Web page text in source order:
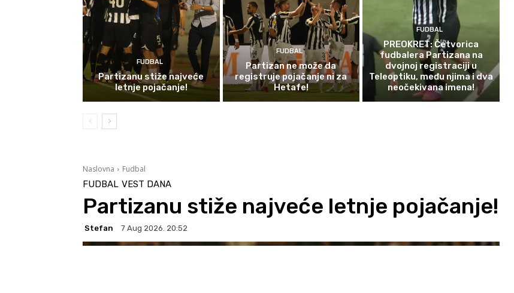
FUDBAL
Partizanu stiže najveće
letnje pojačanje!
FUDBAL
Partizan ne može da
registruje pojačanje ni za
Hetafe!
FUDBAL
PREOKRET: Četvorica
fudbalera Partizana na
dvojnoj registraciji u
Teleoptiku, među njima i dva
neočekivana imena!